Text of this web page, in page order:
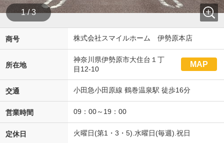
1 / 3
商号 株式会社スマイルホーム 伊勢原本店
所在地
神奈川県伊勢原市大住台１丁
目12-10
MAP
交通 小田急小田原線 鶴巻温泉駅 徒歩16分
営業時間 09：00～19：00
定休日 火曜日(第1・3・5).水曜日(毎週).祝日